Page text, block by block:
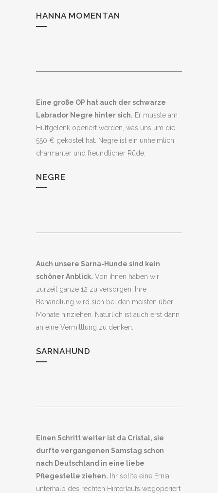
HANNA MOMENTAN
Eine große OP hat auch der schwarze
Labrador Negre hinter sich. Er musste am
Hüftgelenk operiert werden, was uns um die
550 € gekostet hat. Negre ist ein unheimlich
charmanter und freundlicher Rüde.
NEGRE
Auch unsere Sarna-Hunde sind kein
schöner Anblick. Von ihnen haben wir
zurzeit ganze 12 zu versorgen. Ihre
Behandlung wird sich bei den meisten über
Monate hinziehen. Natürlich ist auch erst dann
an eine Vermittlung zu denken.
SARNAHUND
Einen Schritt weiter ist da Cristal, sie
durfte vergangenen Samstag schon
nach Deutschland in eine liebe
Pflegestelle ziehen. Ihr sollte eine Ernia
unterhalb des rechten Hinterlaufs wegoperiert